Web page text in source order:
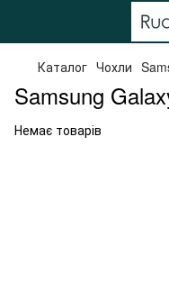
Каталог Чохли
Samsung
Немає товарів